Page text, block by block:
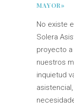
MAYOR»
No existe
Solera
proyecto a
nuestros
inquietud